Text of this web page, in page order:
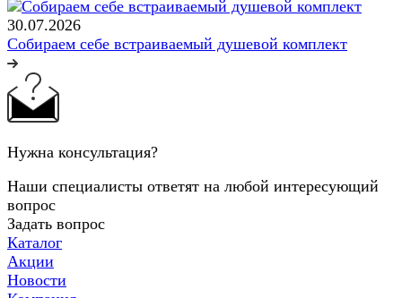
30.07.2026
Собираем себе встраиваемый душевой комплект
Нужна консультация?
Наши специалисты ответят на любой интересующий
вопрос
Задать вопрос
Каталог
Акции
Новости